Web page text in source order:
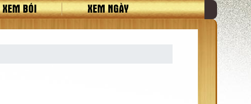
XEM BÓI XEM NGÀY